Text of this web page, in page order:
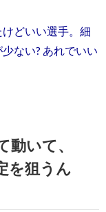
けどいい選手。細
ない? あれでいい
いて、
を狙うん